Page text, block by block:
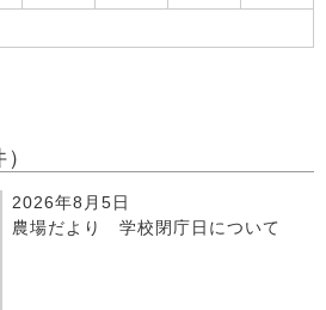
2026年8月5日
農場だより 学校閉庁日について